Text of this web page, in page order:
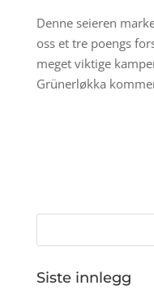
Denne seieren
oss et tre poengs
meget viktige
Grünerløkka
Siste innlegg